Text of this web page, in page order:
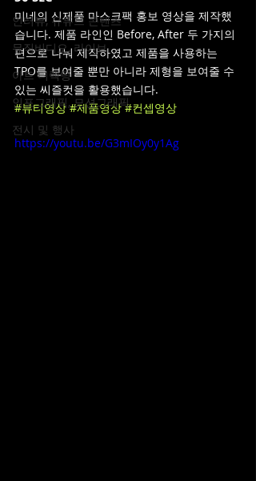
인터뷰, 유튜브 콘텐츠
뮤직비디오, 라이브
아트 디렉팅
인포그래픽, 모션그래픽
전시 및 행사
미네의 신제품 마스크팩 홍보 영상을 제작했
습니다. 제품 라인인 Before, After 두 가지의
편으로 나눠 제작하였고 제품을 사용하는
TPO를 보여줄 뿐만 아니라 제형을 보여줄 수
있는 씨즐컷을 활용했습니다.
#뷰티영상 #제품영상 #컨셉영상
https://youtu.be/G3mIOy0y1Ag